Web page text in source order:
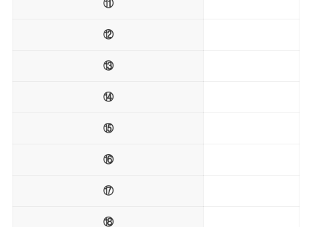
⑪
⑫
⑬
⑭
⑮
⑯
⑰
⑱